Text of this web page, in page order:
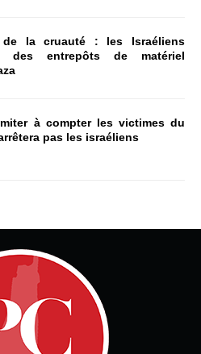
de la cruauté : les Israéliens
des entrepôts de matériel
à compter les victimes du
pas les israéliens